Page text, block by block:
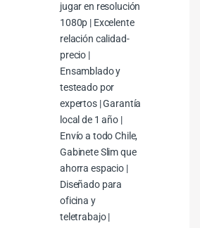
jugar en resolución
1080p | Excelente
relación calidad-
precio |
Ensamblado y
testeado por
expertos | Garantía
local de 1 año |
Envío a todo Chile,
Gabinete Slim que
ahorra espacio |
Diseñado para
oficina y
teletrabajo |